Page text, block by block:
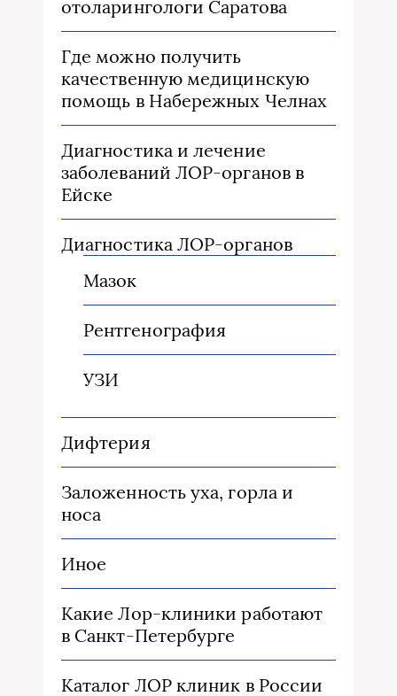
отоларингологи Саратова
Где можно получить
качественную медицинскую
помощь в Набережных Челнах
Диагностика и лечение
заболеваний ЛОР-органов в
Ейске
Диагностика ЛОР-органов
Мазок
Рентгенография
УЗИ
Дифтерия
Заложенность уха, горла и
носа
Иное
Какие Лор-клиники работают
в Санкт-Петербурге
Каталог ЛОР клиник в России